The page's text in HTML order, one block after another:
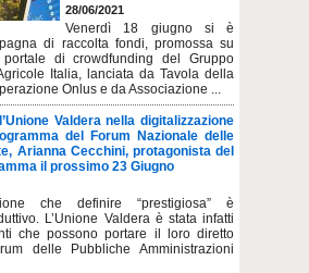
28/06/2021
Venerdì 18 giugno si è
di raccolta fondi, promossa su
di crowdfunding del Gruppo
Italia, lanciata da Tavola della
Onlus e da Associazione ...
Valdera nella digitalizzazione
del Forum Nazionale delle
Arianna Cecchini, protagonista del
il prossimo 23 Giugno
che definire “prestigiosa” è
L’Unione Valdera è stata infatti
che possono portare il loro diretto
delle Pubbliche Amministrazioni